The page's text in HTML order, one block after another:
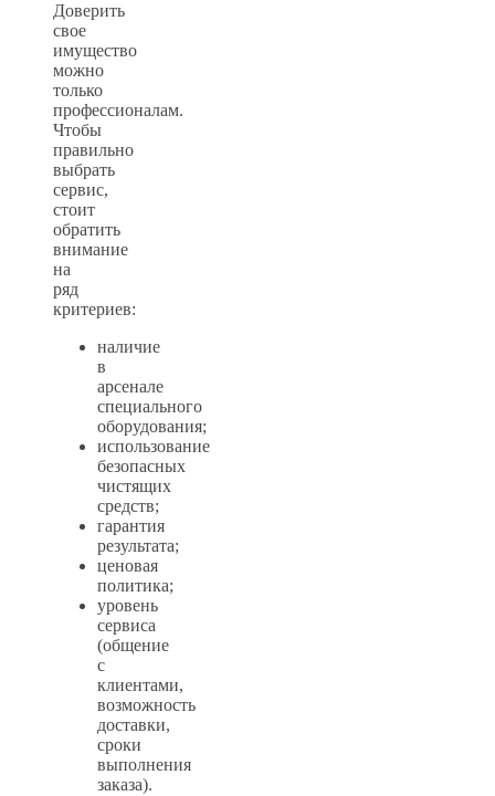
Доверить
свое
имущество
можно
только
профессионалам.
Чтобы
правильно
выбрать
сервис,
стоит
обратить
внимание
на
ряд
критериев:
наличие
в
арсенале
специального
оборудования;
использование
безопасных
чистящих
средств;
гарантия
результата;
ценовая
политика;
уровень
сервиса
(общение
с
клиентами,
возможность
доставки,
сроки
выполнения
заказа).